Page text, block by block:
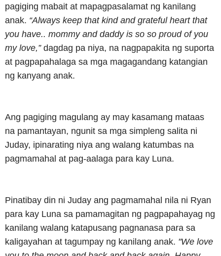
pagiging mabait at mapagpasalamat ng kanilang
anak. “Always keep that kind and grateful heart that
you have.. mommy and daddy is so so proud of you
my love,”dagdag pa niya, na nagpapakita ng suporta
at pagpapahalaga sa mga magagandang katangian
ng kanyang anak.
Ang pagiging magulang ay may kasamang mataas
na pamantayan, ngunit sa mga simpleng salita ni
Juday, ipinarating niya ang walang katumbas na
pagmamahal at pag-aalaga para kay Luna.
Pinatibay din ni Juday ang pagmamahal nila ni Ryan
para kay Luna sa pamamagitan ng pagpapahayag ng
kanilang walang katapusang pagnanasa para sa
kaligayahan at tagumpay ng kanilang anak. "We love